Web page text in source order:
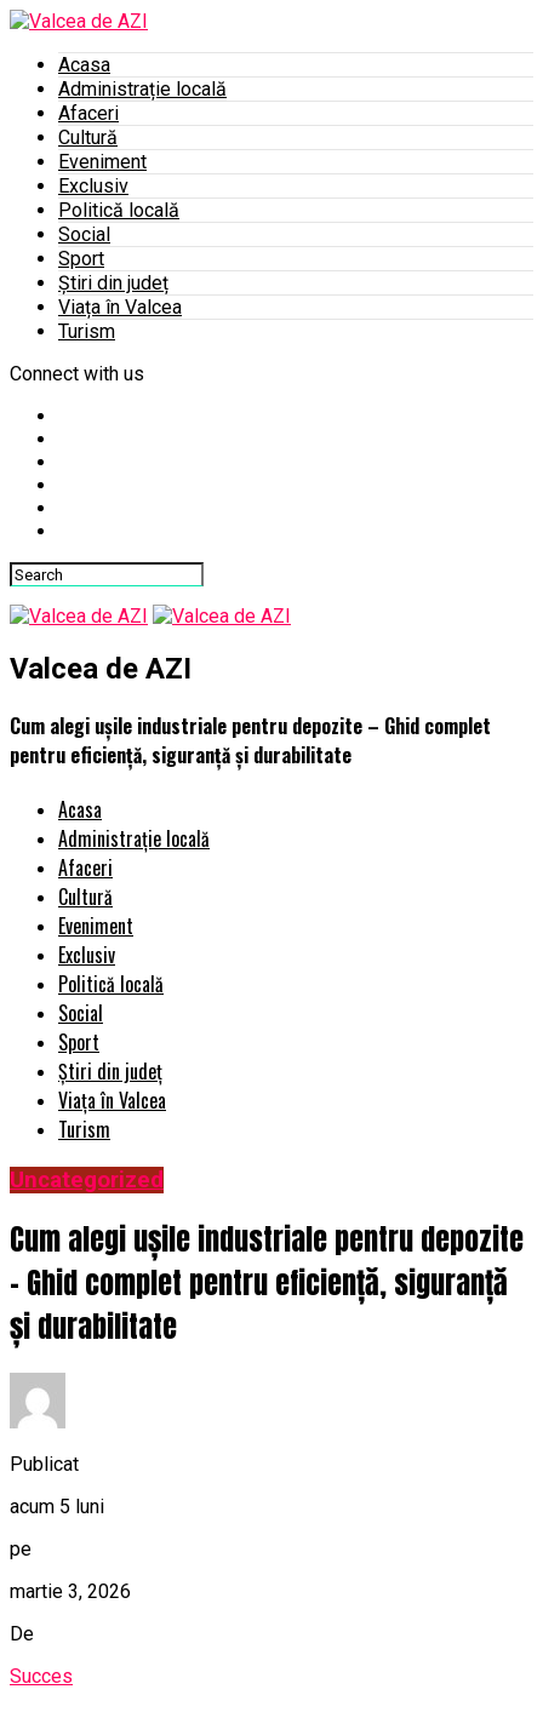
Acasa
Administrație locală
Afaceri
Cultură
Eveniment
Exclusiv
Politică locală
Social
Sport
Știri din județ
Viața în Valcea
Turism
Connect with us
Valcea de AZI
Cum alegi ușile industriale pentru depozite – Ghid complet
pentru eficiență, siguranță și durabilitate
Acasa
Administrație locală
Afaceri
Cultură
Eveniment
Exclusiv
Politică locală
Social
Sport
Știri din județ
Viața în Valcea
Turism
Uncategorized
Cum alegi ușile industriale pentru depozite
– Ghid complet pentru eficiență, siguranță
și durabilitate
Publicat
acum 5 luni
pe
martie 3, 2026
De
Succes